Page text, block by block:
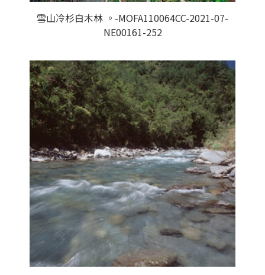
雪山冷杉白木林 。-MOFA110064CC-2021-07-
NE00161-252